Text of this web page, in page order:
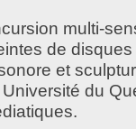
multi-
de
et
du